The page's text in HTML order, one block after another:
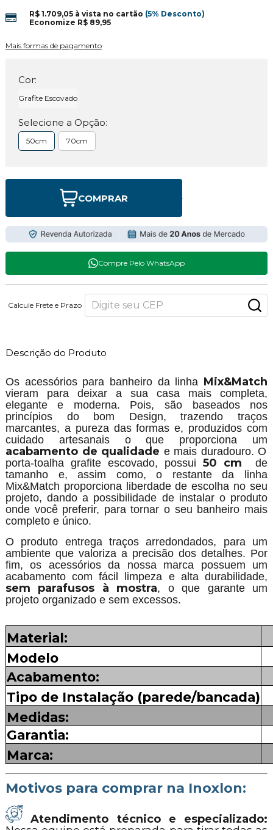
R$ 1.709,05 à vista no cartão (5% Desconto)
Economize R$ 89,95
Mais formas de pagamento
Cor:
Grafite Escovado
Selecione a Opção:
50cm 70cm
COMPRAR
Compre Pelo WhatsApp
Calcule Frete e Prazo
Descrição do Produto
Os acessórios para banheiro da linha Mix&Match
vieram para deixar a sua casa mais completa,
elegante e moderna. Pois, são baseados nos
princípios do bom Design, trazendo traços
marcantes, a pureza das formas e, produzidos com
cuidado artesanais o que proporciona um
acabamento de qualidade e mais duradouro. O
porta-toalha grafite escovado, possui 50 cm de
tamanho e, assim como, o restante da linha
Mix&Match proporciona liberdade de escolha no seu
projeto, dando a possibilidade de instalar o produto
onde você preferir, para tornar o seu banheiro mais
completo e único.
O produto entrega traços arredondados, para um
ambiente que valoriza a precisão dos detalhes. Por
fim, os acessórios da nossa marca possuem um
acabamento com fácil limpeza e alta durabilidade,
sem parafusos à mostra, o que garante um
projeto organizado e sem excessos.
Material:
Modelo
Acabamento:
Tipo de Instalação (parede/bancada)
Medidas:
Garantia:
Marca:
Motivos para comprar na Inoxlon:
Atendimento técnico e especializado: